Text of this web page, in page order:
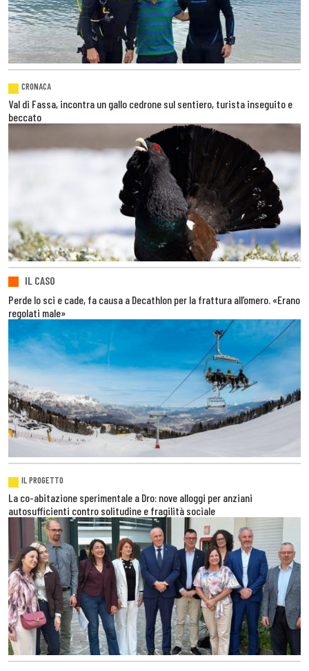
CRONACA
Val di Fassa, incontra un gallo cedrone sul sentiero, turista inseguito e
beccato
IL CASO
Perde lo sci e cade, fa causa a Decathlon per la frattura all’omero. «Erano
regolati male»
IL PROGETTO
La co-abitazione sperimentale a Dro: nove alloggi per anziani
autosufficienti contro solitudine e fragilità sociale